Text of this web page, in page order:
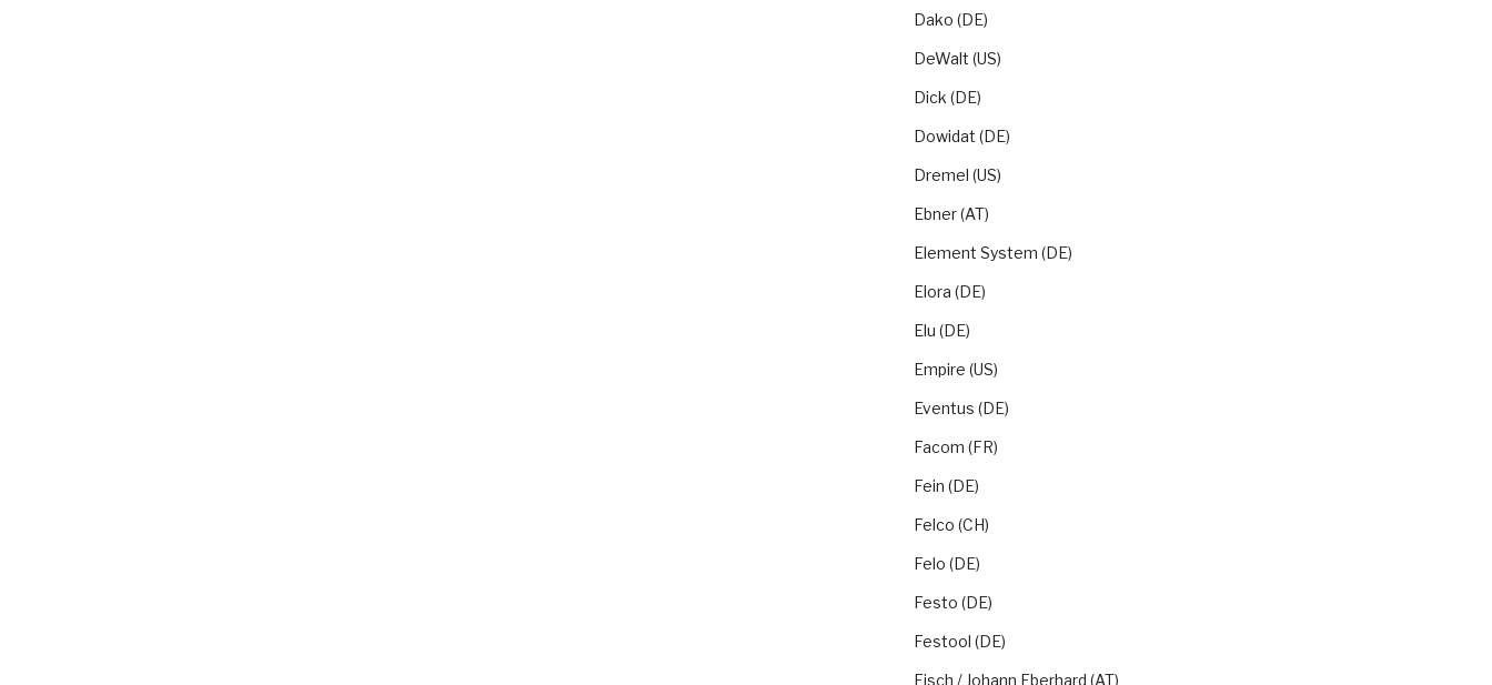
Dako (DE)
DeWalt (US)
Dick (DE)
Dowidat (DE)
Dremel (US)
Ebner (AT)
Element System (DE)
Elora (DE)
Elu (DE)
Empire (US)
Eventus (DE)
Facom (FR)
Fein (DE)
Felco (CH)
Felo (DE)
Festo (DE)
Festool (DE)
Fisch / Johann Eberhard (AT)